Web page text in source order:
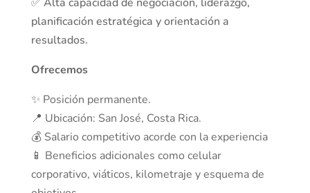
planificación estratégica y orientación a
resultados.
Ofrecemos
✨ Posición permanente.
📍 Ubicación: San José, Costa Rica.
💰 Salario competitivo acorde con la experiencia
📱 Beneficios adicionales como celular
corporativo, viáticos, kilometraje y esquema de